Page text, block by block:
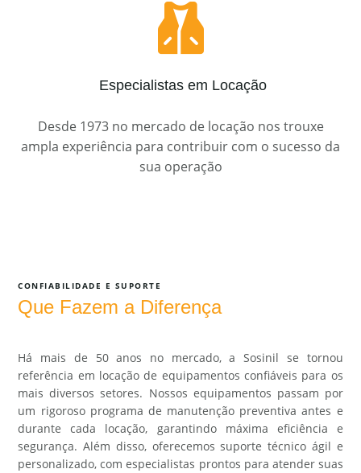

Especialistas em Locação
Desde 1973 no mercado de locação nos trouxe
ampla experiência para contribuir com o sucesso da
sua operação
CONFIABILIDADE E SUPORTE
Que Fazem a Diferença
Há mais de 50 anos no mercado, a Sosinil se tornou
referência em locação de equipamentos confiáveis para os
mais diversos setores. Nossos equipamentos passam por
um rigoroso programa de manutenção preventiva antes e
durante cada locação, garantindo máxima eficiência e
segurança. Além disso, oferecemos suporte técnico ágil e
personalizado, com especialistas prontos para atender suas